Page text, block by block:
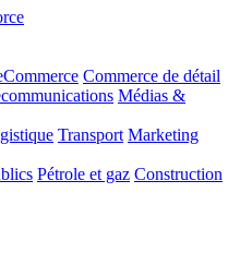
Commerce de détail
Médias &
Transport Marketing
Pétrole et gaz Construction